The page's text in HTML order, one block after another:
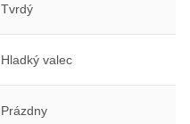
Tvrdý
Hladký valec
Prázdny